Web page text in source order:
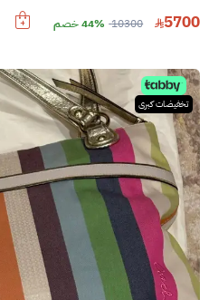
5700
10300 44% خصم
تخفيضات كبرى